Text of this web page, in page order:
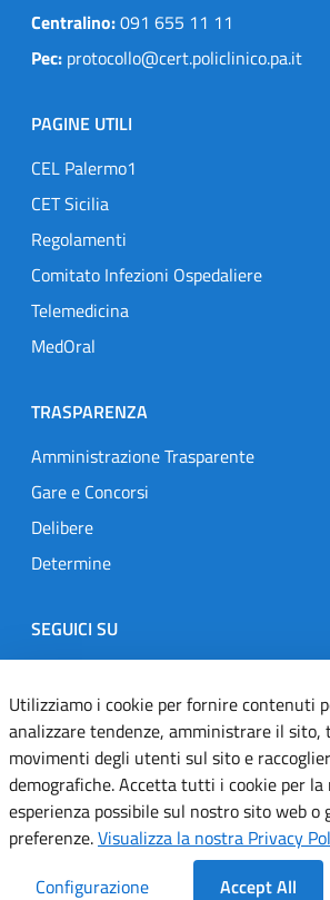
Centralino:091 655 11 11
Pec: protocollo@cert.policlinico.pa.it
PAGINE UTILI
CEL Palermo1
CET Sicilia
Regolamenti
Comitato Infezioni Ospedaliere
Telemedicina
MedOral
TRASPARENZA
Amministrazione Trasparente
Gare e Concorsi
Delibere
Determine
SEGUICI SU
Designers Italia
TwitterInstagramYoutubeLinkedin
Dichiarazione di accessibilità
Informativa cookie
Utilizziamo i cookie per fornire contenuti
analizzare tendenze, amministrare il sito,
movimenti degli utenti sul sito e
demografiche. Accetta tutti i cookie per la
esperienza possibile sul nostro sito web o
preferenze.Visualizza la nostra Privacy
Configurazione
Accept All